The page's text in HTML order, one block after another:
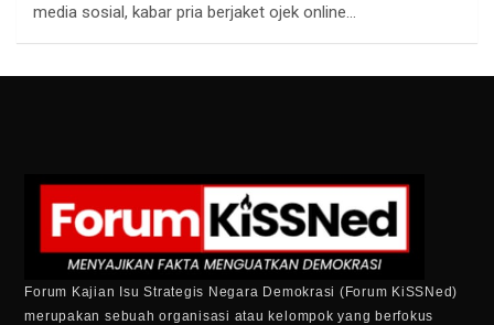
media sosial, kabar pria berjaket ojek online…
Forum Kajian Isu Strategis Negara Demokrasi (Forum KiSSNed)
merupakan sebuah organisasi atau kelompok yang berfokus